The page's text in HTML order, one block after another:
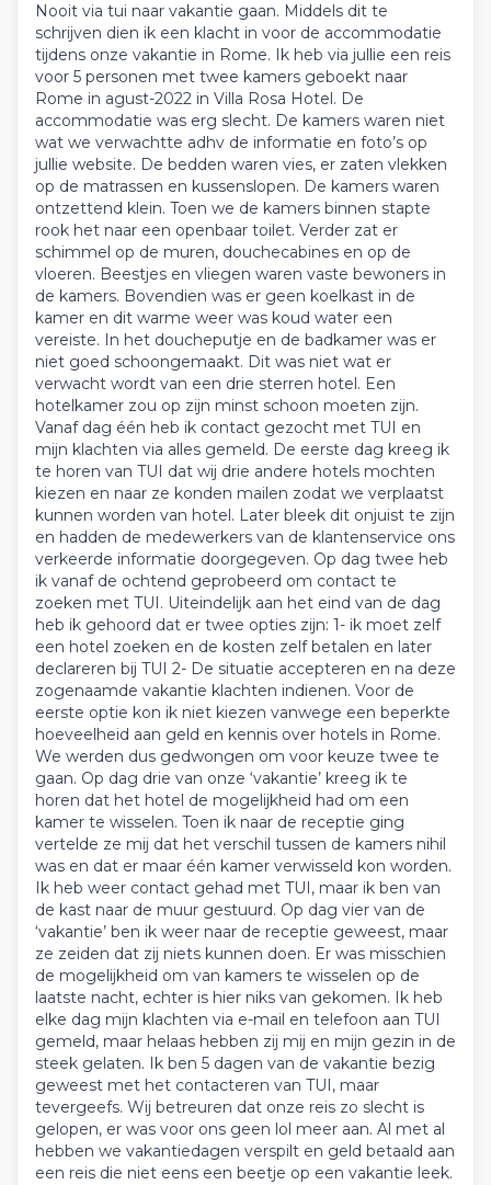
Nooit via tui naar vakantie gaan. Middels dit te
schrijven dien ik een klacht in voor de accommodatie
tijdens onze vakantie in Rome. Ik heb via jullie een reis
voor 5 personen met twee kamers geboekt naar
Rome in agust-2022 in Villa Rosa Hotel. De
accommodatie was erg slecht. De kamers waren niet
wat we verwachtte adhv de informatie en foto’s op
jullie website. De bedden waren vies, er zaten vlekken
op de matrassen en kussenslopen. De kamers waren
ontzettend klein. Toen we de kamers binnen stapte
rook het naar een openbaar toilet. Verder zat er
schimmel op de muren, douchecabines en op de
vloeren. Beestjes en vliegen waren vaste bewoners in
de kamers. Bovendien was er geen koelkast in de
kamer en dit warme weer was koud water een
vereiste. In het doucheputje en de badkamer was er
niet goed schoongemaakt. Dit was niet wat er
verwacht wordt van een drie sterren hotel. Een
hotelkamer zou op zijn minst schoon moeten zijn.
Vanaf dag één heb ik contact gezocht met TUI en
mijn klachten via alles gemeld. De eerste dag kreeg ik
te horen van TUI dat wij drie andere hotels mochten
kiezen en naar ze konden mailen zodat we verplaatst
kunnen worden van hotel. Later bleek dit onjuist te zijn
en hadden de medewerkers van de klantenservice ons
verkeerde informatie doorgegeven. Op dag twee heb
ik vanaf de ochtend geprobeerd om contact te
zoeken met TUI. Uiteindelijk aan het eind van de dag
heb ik gehoord dat er twee opties zijn: 1- ik moet zelf
een hotel zoeken en de kosten zelf betalen en later
declareren bij TUI 2- De situatie accepteren en na deze
zogenaamde vakantie klachten indienen. Voor de
eerste optie kon ik niet kiezen vanwege een beperkte
hoeveelheid aan geld en kennis over hotels in Rome.
We werden dus gedwongen om voor keuze twee te
gaan. Op dag drie van onze ‘vakantie’ kreeg ik te
horen dat het hotel de mogelijkheid had om een
kamer te wisselen. Toen ik naar de receptie ging
vertelde ze mij dat het verschil tussen de kamers nihil
was en dat er maar één kamer verwisseld kon worden.
Ik heb weer contact gehad met TUI, maar ik ben van
de kast naar de muur gestuurd. Op dag vier van de
‘vakantie’ ben ik weer naar de receptie geweest, maar
ze zeiden dat zij niets kunnen doen. Er was misschien
de mogelijkheid om van kamers te wisselen op de
laatste nacht, echter is hier niks van gekomen. Ik heb
elke dag mijn klachten via e-mail en telefoon aan TUI
gemeld, maar helaas hebben zij mij en mijn gezin in de
steek gelaten. Ik ben 5 dagen van de vakantie bezig
geweest met het contacteren van TUI, maar
tevergeefs. Wij betreuren dat onze reis zo slecht is
gelopen, er was voor ons geen lol meer aan. Al met al
hebben we vakantiedagen verspilt en geld betaald aan
een reis die niet eens een beetje op een vakantie leek.